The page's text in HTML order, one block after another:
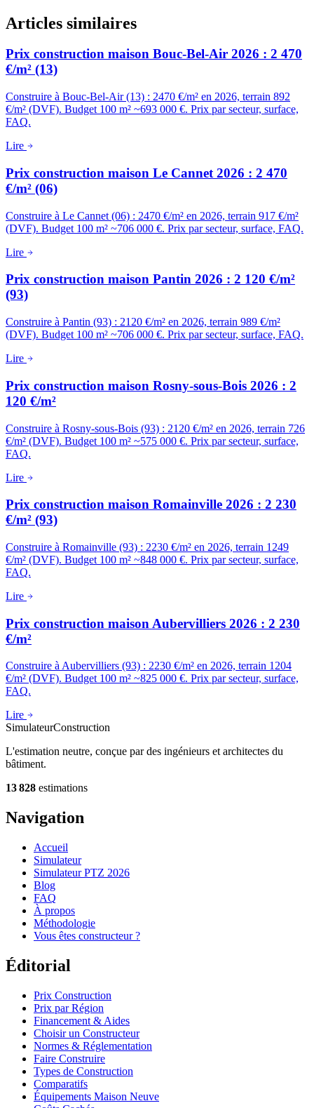
Articles similaires
Prix construction maison Bouc-Bel-Air 2026 : 2 470
€/m² (13)
Construire à Bouc-Bel-Air (13) : 2470 €/m² en 2026, terrain 892
€/m² (DVF). Budget 100 m² ~693 000 €. Prix par secteur, surface,
FAQ.
Lire
Prix construction maison Le Cannet 2026 : 2 470
€/m² (06)
Construire à Le Cannet (06) : 2470 €/m² en 2026, terrain 917 €/m²
(DVF). Budget 100 m² ~706 000 €. Prix par secteur, surface, FAQ.
Lire
Prix construction maison Pantin 2026 : 2 120 €/m²
(93)
Construire à Pantin (93) : 2120 €/m² en 2026, terrain 989 €/m²
(DVF). Budget 100 m² ~706 000 €. Prix par secteur, surface, FAQ.
Lire
Prix construction maison Rosny-sous-Bois 2026 : 2
120 €/m²
Construire à Rosny-sous-Bois (93) : 2120 €/m² en 2026, terrain 726
€/m² (DVF). Budget 100 m² ~575 000 €. Prix par secteur, surface,
FAQ.
Lire
Prix construction maison Romainville 2026 : 2 230
€/m² (93)
Construire à Romainville (93) : 2230 €/m² en 2026, terrain 1249
€/m² (DVF). Budget 100 m² ~848 000 €. Prix par secteur, surface,
FAQ.
Lire
Prix construction maison Aubervilliers 2026 : 2 230
€/m²
Construire à Aubervilliers (93) : 2230 €/m² en 2026, terrain 1204
€/m² (DVF). Budget 100 m² ~825 000 €. Prix par secteur, surface,
FAQ.
Lire
SimulateurConstruction
L'estimation neutre, conçue par des ingénieurs et architectes du
bâtiment.
13 828 estimations
Navigation
Accueil
Simulateur
Simulateur PTZ 2026
Blog
FAQ
À propos
Méthodologie
Vous êtes constructeur ?
Éditorial
Prix Construction
Prix par Région
Financement & Aides
Choisir un Constructeur
Normes & Réglementation
Faire Construire
Types de Construction
Comparatifs
Équipements Maison Neuve